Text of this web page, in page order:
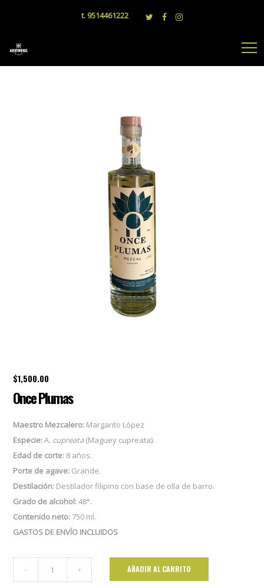
t. 9514461222
$1,500.00
Once Plumas
Maestro Mezcalero: Margarito López
Especie:A. cupreata(Maguey cupreata).
Edad de corte: 8 años.
Porte de agave: Grande.
Destilación: Destilador filipino con base de olla de barro.
Grado de alcohol:48°.
Contenido neto: 750 ml.
GASTOS DE ENVÍO INCLUIDOS
Plumas
AÑADIR AL CARRITO